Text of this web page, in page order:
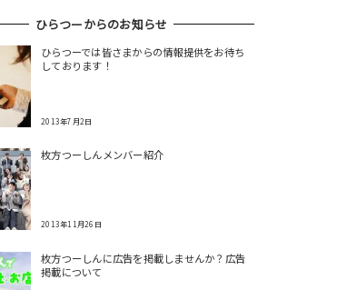
ひらつーからのお知らせ
ひらつーでは皆さまからの情報提供をお待ち
しております！
2013年7月2日
枚方つーしんメンバー紹介
2013年11月26日
枚方つーしんに広告を掲載しませんか？広告
掲載について